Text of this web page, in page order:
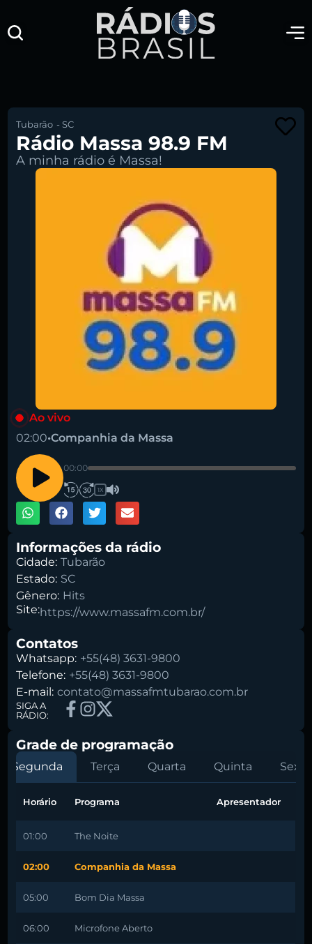
Tubarão -SC
Rádio Massa 98.9 FM
A minha rádio é Massa!
Ao vivo
02:00•Companhia da Massa
00:00
1X
Informações da rádio
Cidade: Tubarão
Estado: SC
Gênero: Hits
Site:https://www.massafm.com.br/
Contatos
Whatsapp: +55(48) 3631-9800
Telefone: +55(48) 3631-9800
E-mail: contato@massafmtubarao.com.br
SIGA A
RÁDIO:
Grade de programação
Segunda Terça Quarta Quinta Sexta
Horário Programa Apresentador
01:00 The Noite
02:00 Companhia da Massa
05:00 Bom Dia Massa
06:00 Microfone Aberto